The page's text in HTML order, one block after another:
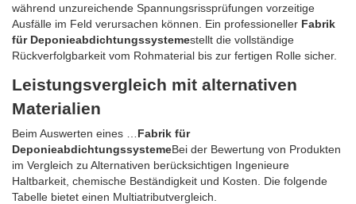
während unzureichende Spannungsrissprüfungen vorzeitige
Ausfälle im Feld verursachen können. Ein professioneller Fabrik
für Deponieabdichtungssystemestellt die vollständige
Rückverfolgbarkeit vom Rohmaterial bis zur fertigen Rolle sicher.
Leistungsvergleich mit alternativen
Materialien
Beim Auswerten eines … Fabrik für
DeponieabdichtungssystemeBei der Bewertung von Produkten
im Vergleich zu Alternativen berücksichtigen Ingenieure
Haltbarkeit, chemische Beständigkeit und Kosten. Die folgende
Tabelle bietet einen Multiatributvergleich.